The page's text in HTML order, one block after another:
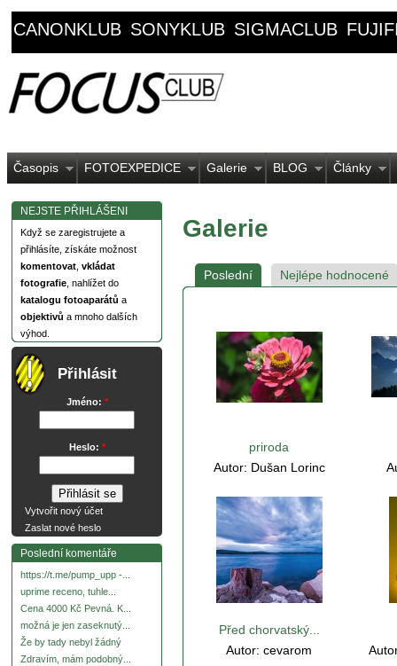
CANONKLUB SONYKLUB SIGMACLUB
Časopis FOTOEXPEDICE Galerie BLOG Články
NEJSTE PŘIHLÁŠENI
Když se zaregistrujete a
přihlásíte, získáte možnost
komentovat vkládat
fotografie , nahlížet do
katalogu fotoaparátů a
objektivů a mnoho dalších
výhod.
Přihlásit
Jméno: *
Heslo: *
Vytvořit nový účet
Zaslat nové heslo
Poslední komentáře
https://t.me/pump_upp -...
uprime receno, tuhle...
Cena 4000 Kč Pevná. K...
možná je jen zaseknutý...
Že by tady nebyl žádný
Zdravím, mám podobný...
Galerie
Poslední Nejlépe hodnocené
priroda
Autor: Dušan Lorinc
Před chorvatský...
Autor: cevarom